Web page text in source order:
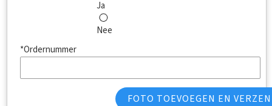
Ja
Nee
*Ordernummer
FOTO TOEVOEGEN EN